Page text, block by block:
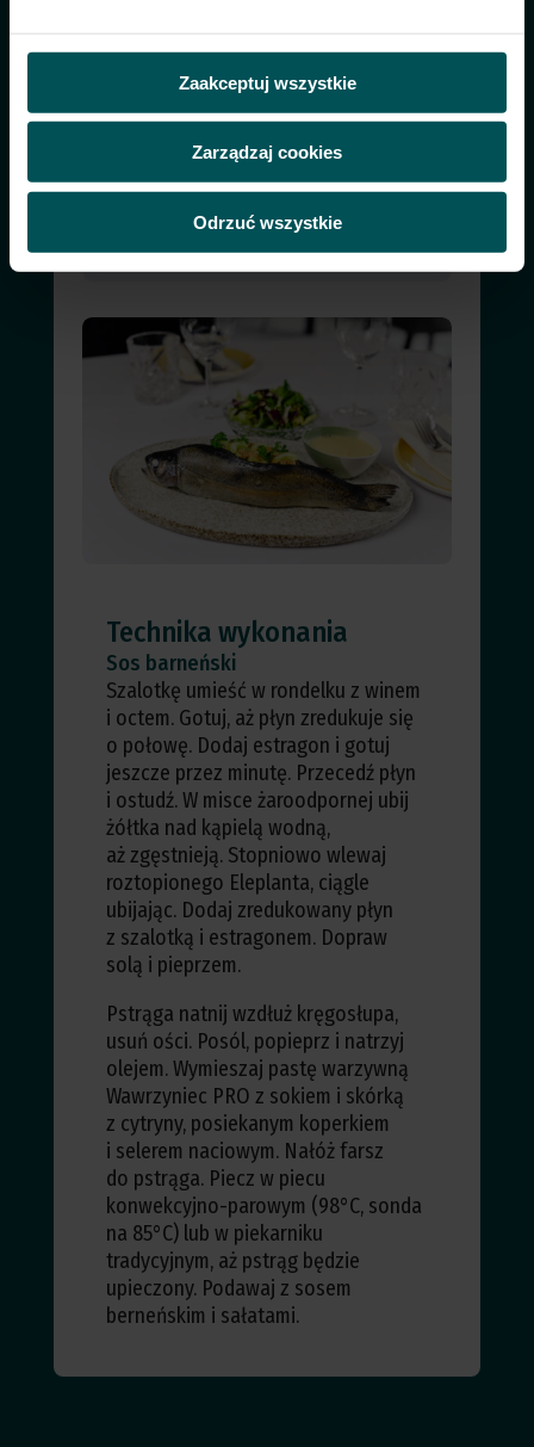
Zaakceptuj wszystkie
Zarządzaj cookies
Odrzuć wszystkie
Pasta warzywna Wawrzyniec PRO
hummus z pestkami dyni
i słonecznika
Technika wykonania
Sos barneński
Szalotkę umieść w rondelku z winem
i octem. Gotuj, aż płyn zredukuje się
o połowę. Dodaj estragon i gotuj
jeszcze przez minutę. Przecedź płyn
i ostudź. W misce żaroodpornej ubij
żółtka nad kąpielą wodną,
aż zgęstnieją. Stopniowo wlewaj
roztopionego Eleplanta, ciągle
ubijając. Dodaj zredukowany płyn
z szalotką i estragonem. Dopraw
solą i pieprzem.
Pstrąga natnij wzdłuż kręgosłupa,
usuń ości. Posól, popieprz i natrzyj
olejem. Wymieszaj pastę warzywną
Wawrzyniec PRO z sokiem i skórką
z cytryny, posiekanym koperkiem
i selerem naciowym. Nałóż farsz
do pstrąga. Piecz w piecu
konwekcyjno-parowym (98°C, sonda
na 85°C) lub w piekarniku
tradycyjnym, aż pstrąg będzie
upieczony. Podawaj z sosem
berneńskim i sałatami.